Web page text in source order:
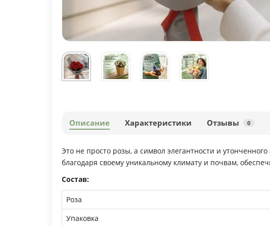
Описание Характеристики Отзывы 0
Это не просто розы, а символ элегантности и
благодаря своему уникальному климату и почвам,
Состав:
Роза
Упаковка